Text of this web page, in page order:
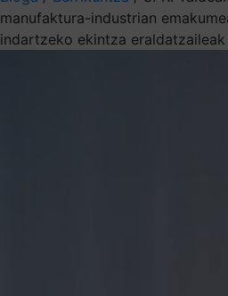
manufaktura-industrian
indartzeko ekintza eraldatzaileak